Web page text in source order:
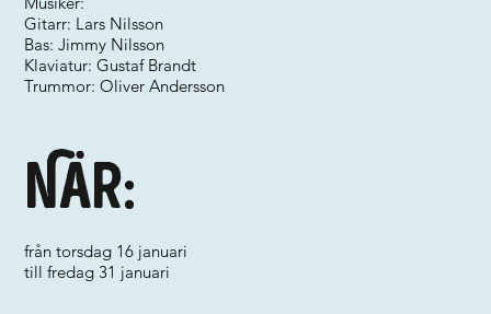
Gitarr: Lars Nilsson
Bas: Jimmy Nilsson
Klaviatur: Gustaf Brandt
Trummor: Oliver Andersson
När:
från torsdag 16 januari
till fredag 31 januari